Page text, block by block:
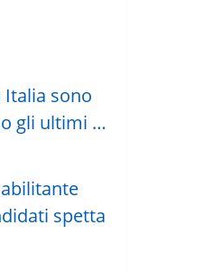
sono
gli ultimi …